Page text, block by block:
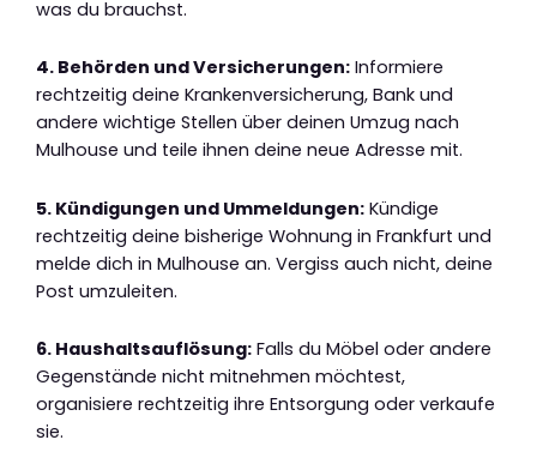
was du brauchst.
4. Behörden und Versicherungen: Informiere
rechtzeitig deine Krankenversicherung, Bank und
andere wichtige Stellen über deinen Umzug nach
Mulhouse und teile ihnen deine neue Adresse mit.
5. Kündigungen und Ummeldungen: Kündige
rechtzeitig deine bisherige Wohnung in Frankfurt und
melde dich in Mulhouse an. Vergiss auch nicht, deine
Post umzuleiten.
6. Haushaltsauflösung: Falls du Möbel oder andere
Gegenstände nicht mitnehmen möchtest,
organisiere rechtzeitig ihre Entsorgung oder verkaufe
sie.